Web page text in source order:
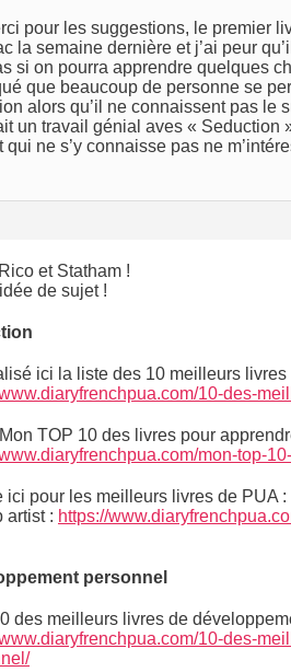
pour les suggestions, le premier
la semaine dernière et j’ai peur
si on pourra apprendre quelques
que beaucoup de personne se
alors qu’il ne connaissent pas le
un travail génial aves « Seduction
qui ne s’y connaisse pas ne
et Statham !
de sujet !
ici la liste des 10 meilleurs
10-des-
TOP 10 des livres pour
mon-top-
ici pour les meilleurs livres de PUA
artist : https://
personnel
des meilleurs livres de
10-des-